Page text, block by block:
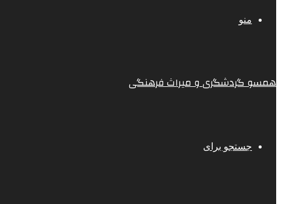
منو
همسو گردشگری و میراث فرهنگی
جستجو برای